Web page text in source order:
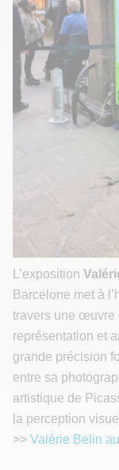
L’exposition
Barcelone met à
travers une œuvre
représentation et
grande précision
entre sa
artistique de
la perception
>> Valérie Belin